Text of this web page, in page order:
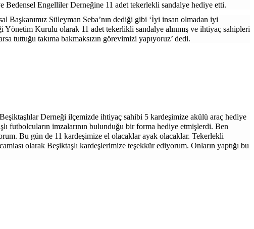
Engelliler Derneğine 11 adet tekerlekli sandalye hediye etti.
Başkanımız Süleyman Seba’nın dediği gibi ‘İyi insan olmadan iyi
Yönetim Kurulu olarak 11 adet tekerlikli sandalye alınmış ve ihtiyaç sahipleri
tuttuğu takıma bakmaksızın görevimizi yapıyoruz’ dedi.
Derneği ilçemizde ihtiyaç sahibi 5 kardeşimize akülü araç hediye
futbolcuların imzalarının bulunduğu bir forma hediye etmişlerdi. Ben
Bu gün de 11 kardeşimize el olacaklar ayak olacaklar. Tekerlekli
olarak Beşiktaşlı kardeşlerimize teşekkür ediyorum. Onların yaptığı bu